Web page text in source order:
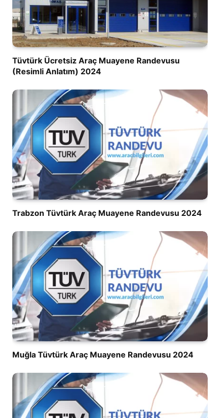
Tüvtürk Ücretsiz Araç Muayene Randevusu
(Resimli Anlatım) 2024
Trabzon Tüvtürk Araç Muayene Randevusu 2024
Muğla Tüvtürk Araç Muayene Randevusu 2024